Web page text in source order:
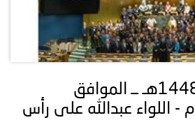
لبنان ـ 1448/02/05هـ ــ الموافق
2026/07/19 م - اللواء عبدالله على رأس